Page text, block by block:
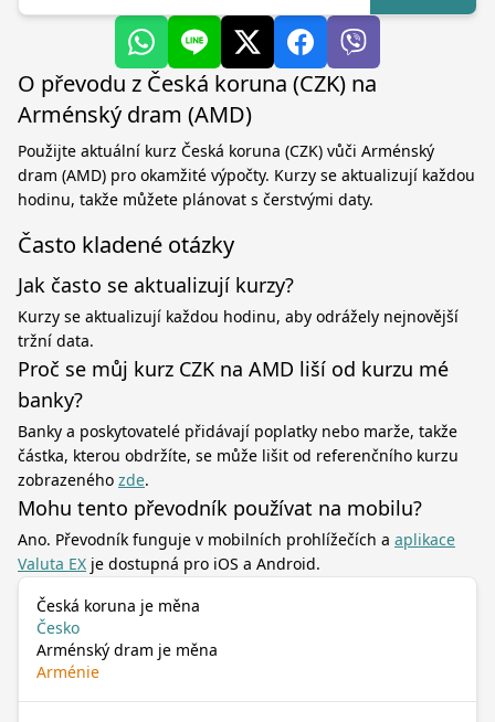
O převodu z Česká koruna (CZK) na
Arménský dram (AMD)
Použijte aktuální kurz Česká koruna (CZK) vůči Arménský
dram (AMD) pro okamžité výpočty. Kurzy se aktualizují každou
hodinu, takže můžete plánovat s čerstvými daty.
Často kladené otázky
Jak často se aktualizují kurzy?
Kurzy se aktualizují každou hodinu, aby odrážely nejnovější
tržní data.
Proč se můj kurz CZK na AMD liší od kurzu mé
banky?
Banky a poskytovatelé přidávají poplatky nebo marže, takže
částka, kterou obdržíte, se může lišit od referenčního kurzu
zobrazeného zde.
Mohu tento převodník používat na mobilu?
Ano. Převodník funguje v mobilních prohlížečích a aplikace
Valuta EX je dostupná pro iOS a Android.
Česká koruna je měna
Česko
Arménský dram je měna
Arménie